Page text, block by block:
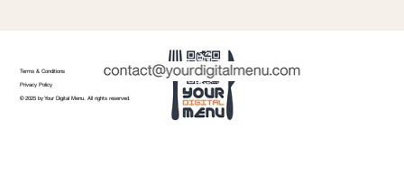
© 2025 by Your Digital Menu. All rights reserved.
Privacy Policy
Terms & Conditions